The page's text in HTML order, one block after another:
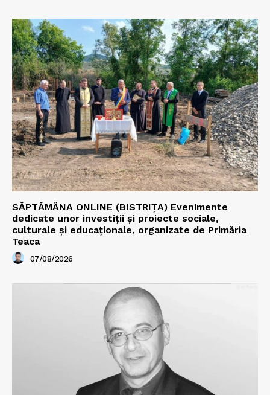
SĂPTĂMÂNA ONLINE (BISTRIȚA) Evenimente
dedicate unor investiții și proiecte sociale,
culturale și educaționale, organizate de Primăria
Teaca
07/08/2026